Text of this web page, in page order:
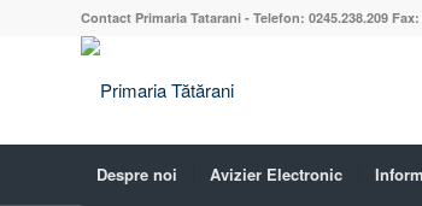
Contact Primaria Tatarani - Telefon: 0245.238.209 Fax:
Despre noi Avizier Electronic